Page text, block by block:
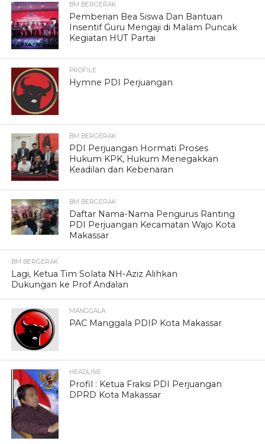
BM BERGERAK
Pemberian Bea Siswa Dan Bantuan
Insentif Guru Mengaji di Malam Puncak
Kegiatan HUT Partai
PROFILE
Hymne PDI Perjuangan
BM BERGERAK
PDI Perjuangan Hormati Proses
Hukum KPK, Hukum Menegakkan
Keadilan dan Kebenaran
BM BERGERAK
Daftar Nama-Nama Pengurus Ranting
PDI Perjuangan Kecamatan Wajo Kota
Makassar
BM BERGERAK
Lagi, Ketua Tim Solata NH-Aziz Alihkan
Dukungan ke Prof Andalan
MANGGALA
PAC Manggala PDIP Kota Makassar
HEADLINE
Profil : Ketua Fraksi PDI Perjuangan
DPRD Kota Makassar